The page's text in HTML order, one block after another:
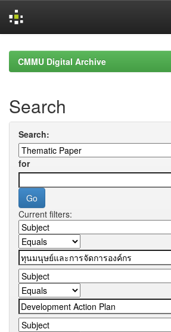
navigationCMMU Digital Archive
Search
Search:
for
Current filters: